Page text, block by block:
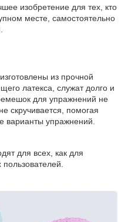
изобретение для тех, кто
месте, самостоятельно
из прочной
латекса, служат долго и
для упражнений не
скручивается, помогая
варианты упражнений.
для всех, как для